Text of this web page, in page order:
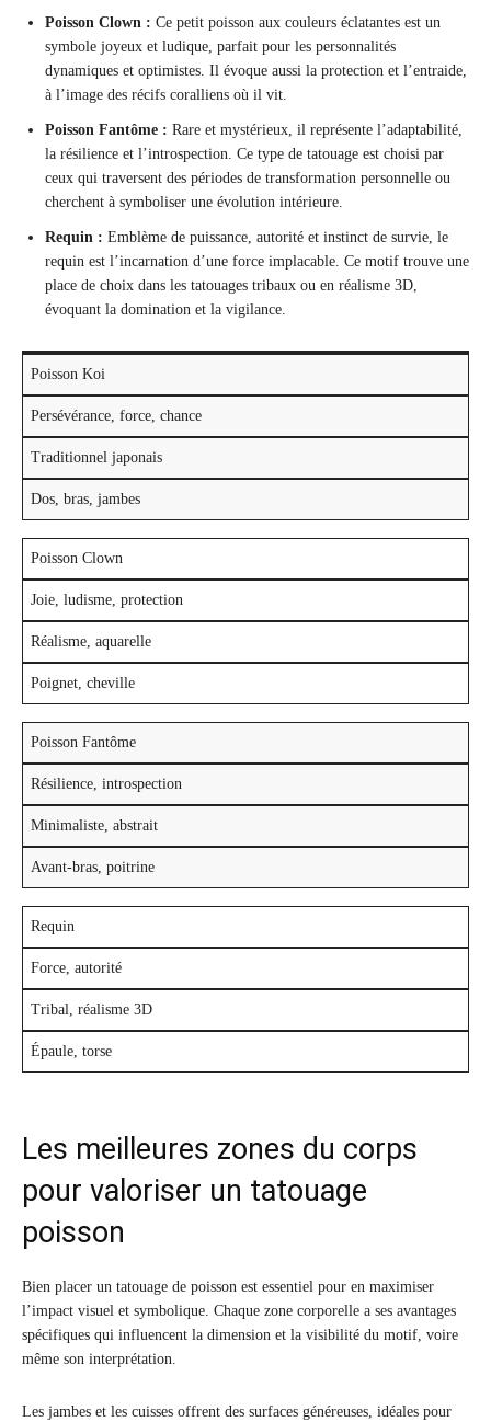
Poisson Clown : Ce petit poisson aux couleurs éclatantes est un
symbole joyeux et ludique, parfait pour les personnalités
dynamiques et optimistes. Il évoque aussi la protection et l’entraide,
à l’image des récifs coralliens où il vit.
Poisson Fantôme : Rare et mystérieux, il représente l’adaptabilité,
la résilience et l’introspection. Ce type de tatouage est choisi par
ceux qui traversent des périodes de transformation personnelle ou
cherchent à symboliser une évolution intérieure.
Requin : Emblème de puissance, autorité et instinct de survie, le
requin est l’incarnation d’une force implacable. Ce motif trouve une
place de choix dans les tatouages tribaux ou en réalisme 3D,
évoquant la domination et la vigilance.
Poisson Koi
Persévérance, force, chance
Traditionnel japonais
Dos, bras, jambes
Poisson Clown
Joie, ludisme, protection
Réalisme, aquarelle
Poignet, cheville
Poisson Fantôme
Résilience, introspection
Minimaliste, abstrait
Avant-bras, poitrine
Requin
Force, autorité
Tribal, réalisme 3D
Épaule, torse
Les meilleures zones du corps
pour valoriser un tatouage
poisson
Bien placer un tatouage de poisson est essentiel pour en maximiser
l’impact visuel et symbolique. Chaque zone corporelle a ses avantages
spécifiques qui influencent la dimension et la visibilité du motif, voire
même son interprétation.
Les jambes et les cuisses offrent des surfaces généreuses, idéales pour